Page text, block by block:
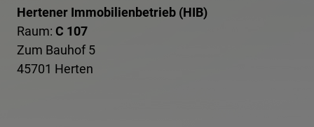
Hertener Immobilienbetrieb (HIB)
Raum: C 107
Zum Bauhof 5
45701 Herten